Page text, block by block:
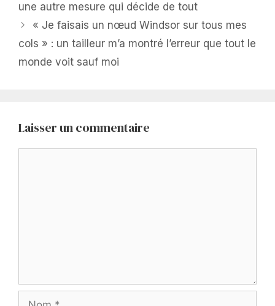
une autre mesure qui décide de tout
« Je faisais un nœud Windsor sur tous mes
cols » : un tailleur m’a montré l’erreur que tout le
monde voit sauf moi
Laisser un commentaire
Nom